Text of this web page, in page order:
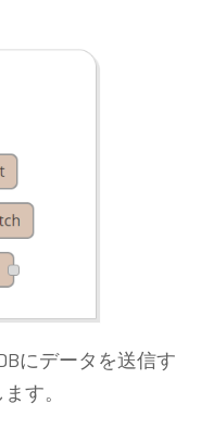
にデータを送信す
す。